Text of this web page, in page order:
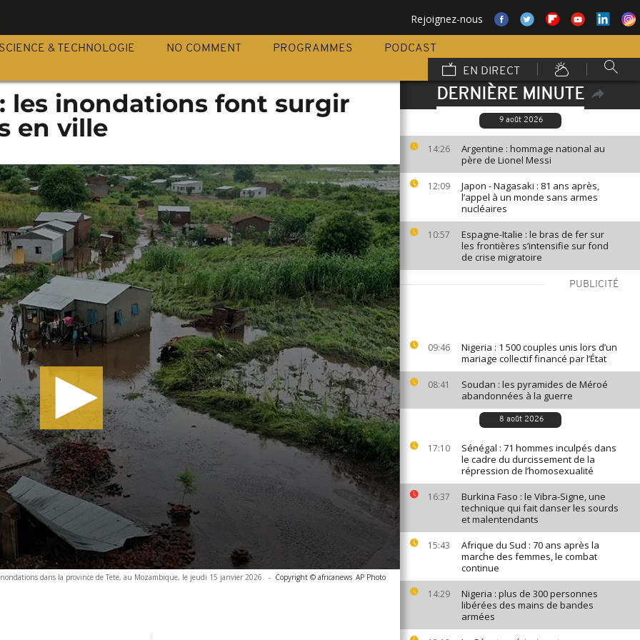
Rejoignez-nous
SCIENCE & TECHNOLOGIE NO COMMENT PROGRAMMES
PODCAST
EN DIRECT
DERNIÈRE MINUTE
9 août 2026
14:26
Argentine : hommage national au
père de Lionel Messi
12:09
Japon - Nagasaki : 81 ans après,
l’appel à un monde sans armes
nucléaires
10:57
Espagne-Italie : le bras de fer sur
les frontières s’intensifie sur fond
de crise migratoire
PUBLICITÉ
09:46
Nigeria : 1 500 couples unis lors d’un
mariage collectif financé par l’État
08:41
Soudan : les pyramides de Méroé
abandonnées à la guerre
8 août 2026
17:10
Sénégal : 71 hommes inculpés dans
le cadre du durcissement de la
répression de l’homosexualité
16:37
Burkina Faso : le Vibra-Signe, une
technique qui fait danser les sourds
et malentendants
15:43
Afrique du Sud : 70 ans après la
marche des femmes, le combat
continue
14:29
Nigeria : plus de 300 personnes
libérées des mains de bandes
armées
les inondations font surgir
en ville
dans la province de Tete, au Mozambique, le jeudi 15 janvier 2026. - Copyright © africanews AP Photo